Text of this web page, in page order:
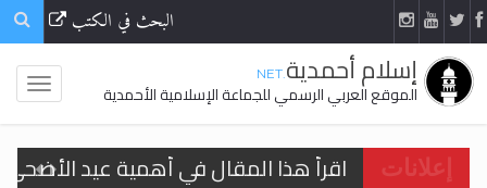
البحث في الكتب
إسلام أحمدية.NET
الموقع العربي الرسمي للجماعة الإسلامية الأحمدية
إعلانات
اقرأ هذا المقال في أهمية عيد